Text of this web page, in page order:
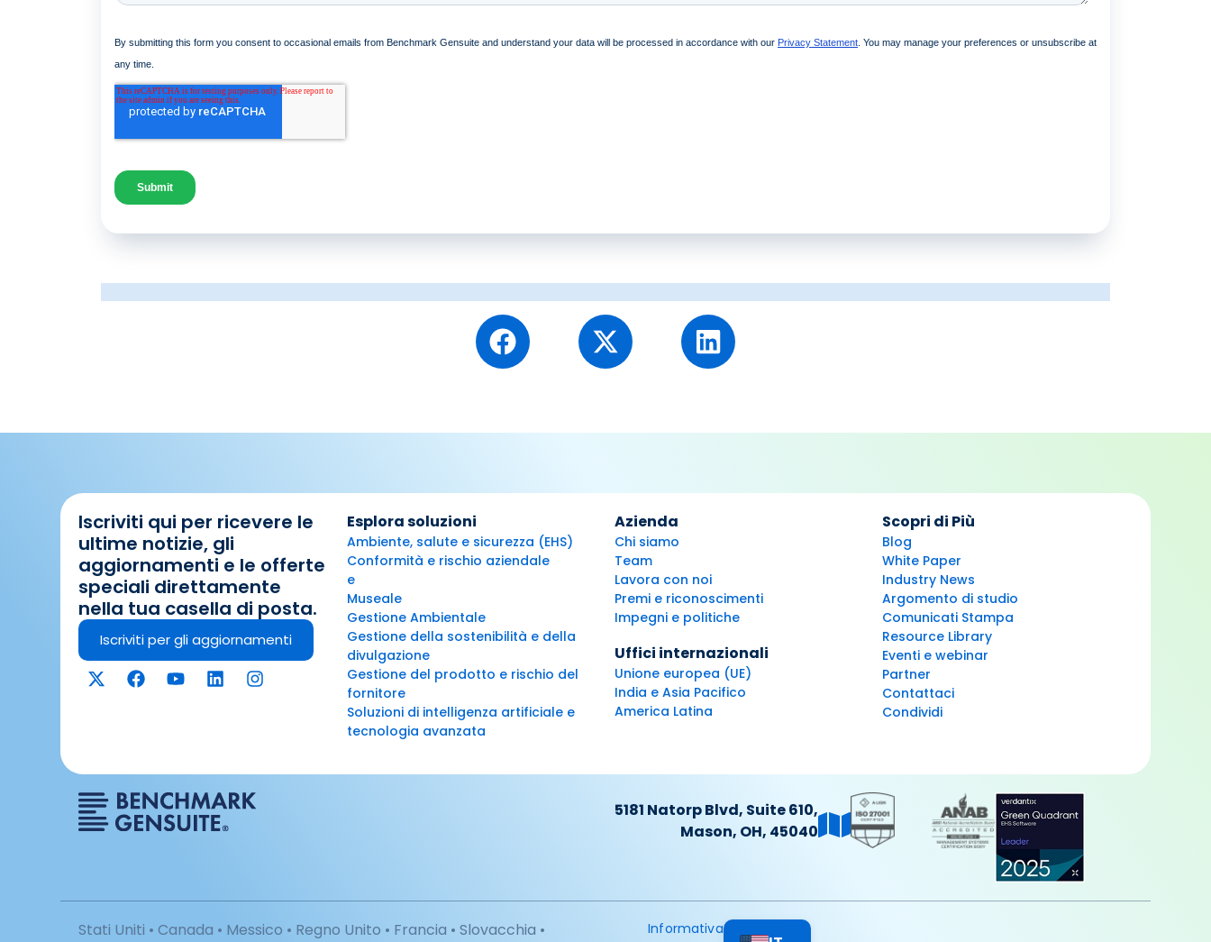
Iscriviti qui per ricevere le
ultime notizie, gli
aggiornamenti e le offerte
speciali direttamente
nella tua casella di posta.
Iscriviti per gli aggiornamenti
Esplora soluzioni
Ambiente, salute e sicurezza (EHS)
Conformità e rischio aziendale
e
Museale
Gestione Ambientale
Gestione della sostenibilità e della
divulgazione
Gestione del prodotto e rischio del
fornitore
Soluzioni di intelligenza artificiale e
tecnologia avanzata
Azienda
Chi siamo
Team
Lavora con noi
Premi e riconoscimenti
Impegni e politiche
Uffici internazionali
Unione europea (UE)
India e Asia Pacifico
America Latina
Scopri di Più
Blog
White Paper
Industry News
Argomento di studio
Comunicati Stampa
Resource Library
Eventi e webinar
Partner
Contattaci
Condividi
5181 Natorp Blvd, Suite 610,
Mason, OH, 45040
Stati Uniti • Canada • Messico • Regno Unito • Francia • Slovacchia •
Informativa